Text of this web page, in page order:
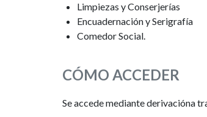
Limpiezas y Conserjerías
Encuadernación y Serigrafía
Comedor Social.
CÓMO ACCEDER
Se accede mediante derivacióna